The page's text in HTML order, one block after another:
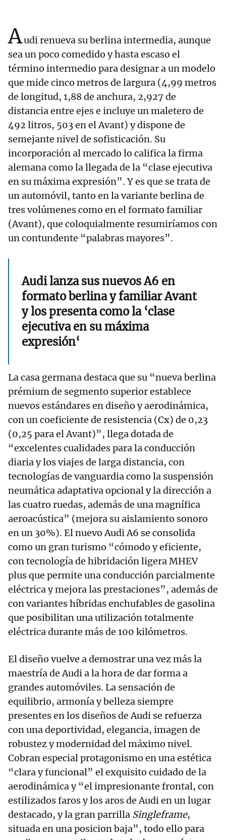
Audi renueva su berlina intermedia, aunque
sea un poco comedido y hasta escaso el
término intermedio para designar a un modelo
que mide cinco metros de largura (4,99 metros
de longitud, 1,88 de anchura, 2,927 de
distancia entre ejes e incluye un maletero de
492 litros, 503 en el Avant) y dispone de
semejante nivel de sofisticación. Su
incorporación al mercado lo califica la firma
alemana como la llegada de la “clase ejecutiva
en su máxima expresión”. Y es que se trata de
un automóvil, tanto en la variante berlina de
tres volúmenes como en el formato familiar
(Avant), que coloquialmente resumiríamos con
un contundente “palabras mayores”.
Audi lanza sus nuevos A6 en
formato berlina y familiar Avant
y los presenta como la ‘clase
ejecutiva en su máxima
expresión‘
La casa germana destaca que su “nueva berlina
prémium de segmento superior establece
nuevos estándares en diseño y aerodinámica,
con un coeficiente de resistencia (Cx) de 0,23
(0,25 para el Avant)”, llega dotada de
“excelentes cualidades para la conducción
diaria y los viajes de larga distancia, con
tecnologías de vanguardia como la suspensión
neumática adaptativa opcional y la dirección a
las cuatro ruedas, además de una magnífica
aeroacústica” (mejora su aislamiento sonoro
en un 30%). El nuevo Audi A6 se consolida
como un gran turismo “cómodo y eficiente,
con tecnología de hibridación ligera MHEV
plus que permite una conducción parcialmente
eléctrica y mejora las prestaciones”, además de
con variantes híbridas enchufables de gasolina
que posibilitan una utilización totalmente
eléctrica durante más de 100 kilómetros.
El diseño vuelve a demostrar una vez más la
maestría de Audi a la hora de dar forma a
grandes automóviles. La sensación de
equilibrio, armonía y belleza siempre
presentes en los diseños de Audi se refuerza
con una deportividad, elegancia, imagen de
robustez y modernidad del máximo nivel.
Cobran especial protagonismo en una estética
“clara y funcional” el exquisito cuidado de la
aerodinámica y “el impresionante frontal, con
estilizados faros y los aros de Audi en un lugar
destacado, y la gran parrilla Singleframe,
situada en una posicion baja”, todo ello para